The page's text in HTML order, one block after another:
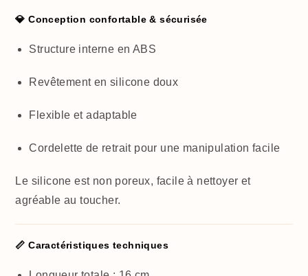
💎 Conception confortable & sécurisée
Structure interne en ABS
Revêtement en silicone doux
Flexible et adaptable
Cordelette de retrait pour une manipulation facile
Le silicone est non poreux, facile à nettoyer et
agréable au toucher.
📏 Caractéristiques techniques